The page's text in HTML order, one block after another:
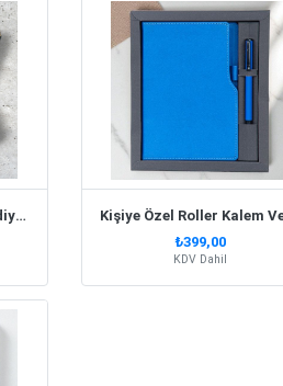
Kurumsal Hoş Geldin Hediye Seti
₺399,00
KDV Dahil